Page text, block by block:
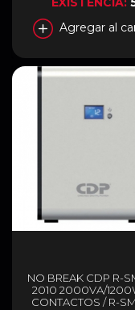
Agregar al
NO BREAK CDP R-
2010 2000VA/
CONTACTOS / R-